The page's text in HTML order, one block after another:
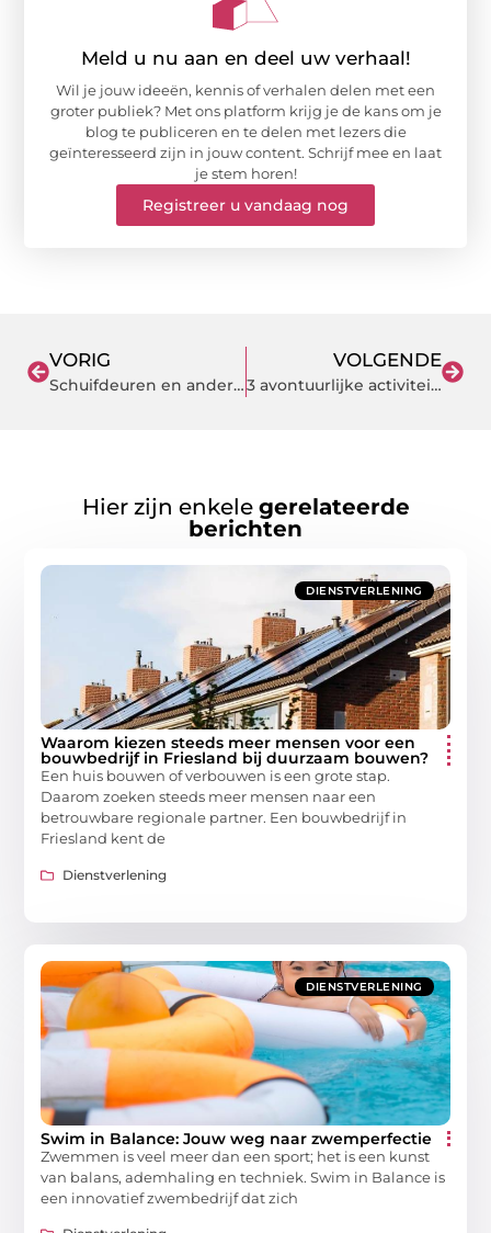
Meld u nu aan en deel uw verhaal!
Wil je jouw ideeën, kennis of verhalen delen met een
groter publiek? Met ons platform krijg je de kans om je
blog te publiceren en te delen met lezers die
geïnteresseerd zijn in jouw content. Schrijf mee en laat
je stem horen!
Registreer u vandaag nog
VORIG
Schuifdeuren en andere deuren voor uw pand op één plek kopen
VOLGENDE
3 avontuurlijke activiteiten om je weekend een boost te geven
Hier zijn enkele gerelateerde
berichten
DIENSTVERLENING
Waarom kiezen steeds meer mensen voor een
bouwbedrijf in Friesland bij duurzaam bouwen?
Een huis bouwen of verbouwen is een grote stap.
Daarom zoeken steeds meer mensen naar een
betrouwbare regionale partner. Een bouwbedrijf in
Friesland kent de
Dienstverlening
DIENSTVERLENING
Swim in Balance: Jouw weg naar zwemperfectie
Zwemmen is veel meer dan een sport; het is een kunst
van balans, ademhaling en techniek. Swim in Balance is
een innovatief zwembedrijf dat zich